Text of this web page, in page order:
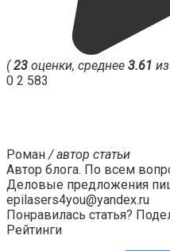
(23 оценки, среднее 3.61 из
0 2 583
Роман / автор статьи
Автор блога. По всем
Деловые предложения
epilasers4you@yandex.ru
Понравилась статья?
Рейтинги